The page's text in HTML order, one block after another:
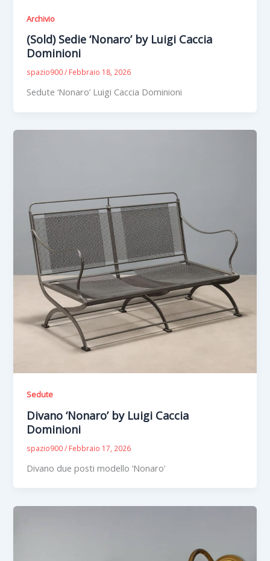
Archivio
(Sold) Sedie ‘Nonaro’ by Luigi Caccia
Dominioni
spazio900/ Febbraio 18, 2026
Sedute ‘Nonaro’ Luigi Caccia Dominioni
Sedute
Divano ‘Nonaro’ by Luigi Caccia
Dominioni
spazio900/ Febbraio 17, 2026
Divano due posti modello ‘Nonaro’